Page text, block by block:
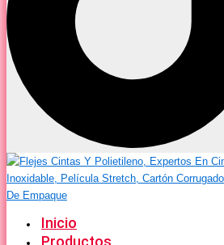
Inicio
Productos